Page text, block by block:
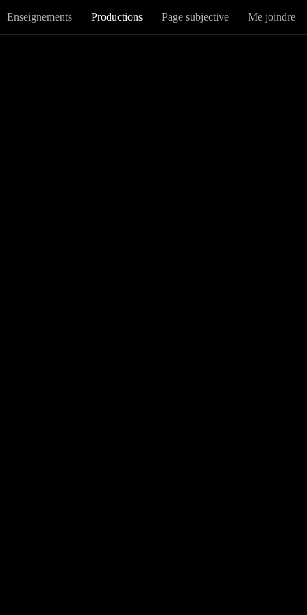
Enseignements Productions Page subjective Me joindre